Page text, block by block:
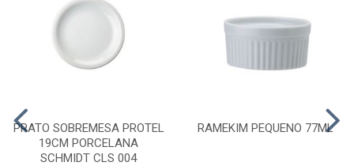
PRATO SOBREMESA PROTEL
19CM PORCELANA
SCHMIDT CLS 004
RAMEKIM PEQUENO 77ML